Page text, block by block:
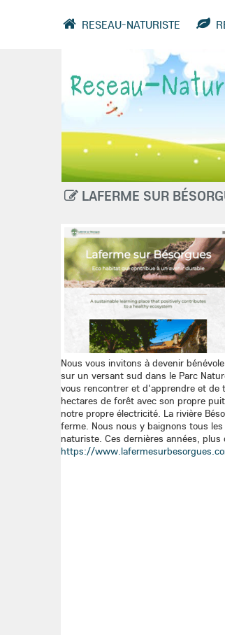
RESEAU-NATURISTE
ANNUAIRE
LAFERME SUR
Nous vous invitons à devenir
sur un versant sud dans le Parc
vous rencontrer et d'apprendre et de
hectares de forêt avec son propre
notre propre électricité. La rivière
ferme. Nous nous y baignons tous
naturiste. Ces dernières années,
https://